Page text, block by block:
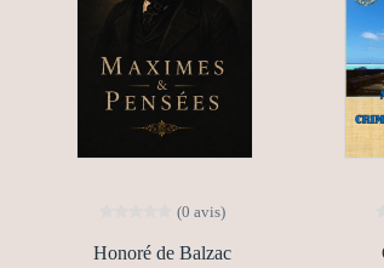
(0 avis)
Honoré de Balzac